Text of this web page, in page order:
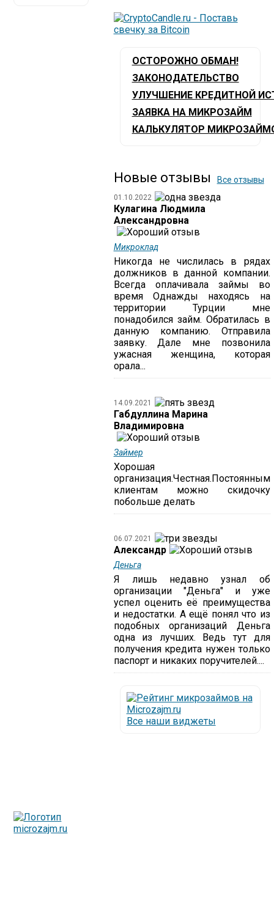
ОСТОРОЖНО ОБМАН!
ЗАКОНОДАТЕЛЬСТВО
УЛУЧШЕНИЕ КРЕДИТНОЙ
ЗАЯВКА НА МИКРОЗАЙМ
КАЛЬКУЛЯТОР
Новые отзывы Все отзывы
01.10.2022
Кулагина Людмила
Александровна
Микроклад
Никогда не числилась в рядах
должников в данной компании.
Всегда оплачивала займы во
время Однажды находясь на
территории Турции мне
понадобился займ. Обратилась в
данную компанию. Отправила
заявку. Дале мне позвонила
ужасная женщина, которая
орала...
14.09.2021
Габдуллина Марина
Владимировна
Займер
Хорошая
организация.Честная.Постоянным
клиентам можно скидочку
побольше делать
06.07.2021
Александр
Деньга
Я лишь недавно узнал об
организации "Деньга" и уже
успел оценить её преимущества
и недостатки. А ещё понял что из
подобных организаций Деньга
одна из лучших. Ведь тут для
получения кредита нужен только
паспорт и никаких поручителей....
Все наши виджеты